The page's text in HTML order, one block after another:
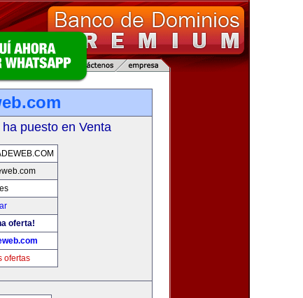
puesto en Venta
oferta!
ofertas